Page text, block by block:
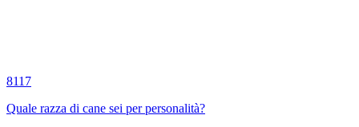
8117
Quale razza di cane sei per personalità?